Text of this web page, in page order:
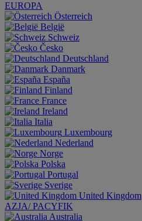
EUROPA
Österreich
België
Schweiz
Česko
Deutschland
Danmark
España
Finland
France
Ireland
Italia
Luxembourg
Nederland
Norge
Polska
Portugal
Sverige
United Kingdom
AZJA/ PACYFIK
Australia